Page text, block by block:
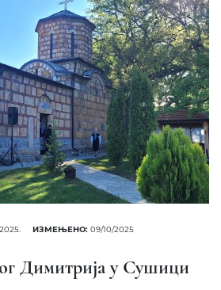
ИЗМЕЊЕНО: 09/10/2025
Димитрија у Сушици